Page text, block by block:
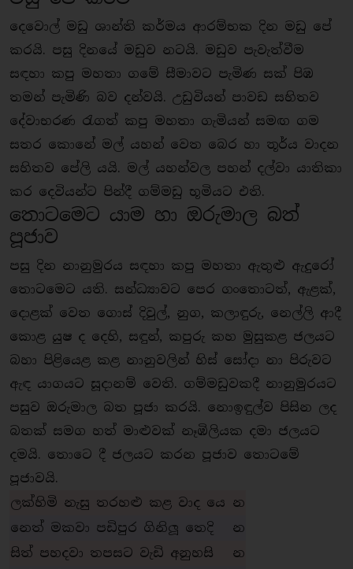
දෙවොල් මඩු ශාන්ති කර්මය ආරම්භක දින මඩු පේ
කරයි. පසු දිනයේ මඩුව නටයි. මඩුව පැවැත්වීම
සඳහා කපු මහතා ගමේ සීමාවට පැමිණ සක් පිඹ
තමන් පැමිණි බව දන්වයි. උඩුවියන් පාවඩ සහිතව
දේවාභරණ රැගත් කපු මහතා ගැමියන් සමඟ ගම
සතර කොනේ මල් යහන් වෙත බෙර හා තූර්ය වාදන
සහිතව පේලි යයි. මල් යහන්වල පහන් දල්වා යාතිකා
කර දෙවියන්ට පින්දී ගම්මඩු භූමියට එති.
තොටමෙට යාම හා ඔරුමාල බත්
පූජාව
පසු දින නානුමුරය සඳහා කපු මහතා ඇතුළු ඇදුරෝ
තොටමෙට යති. සන්ධ්‍යාවට පෙර ගංතොටත්, ඇළක්,
දොළක් වෙත ගොස් දිවුල්, නුග, කලාඳුරු, නෙල්ලි ආදී
කොළ යුෂ ද දෙහි, සඳුන්, කපුරු කහ මුසුකළ ජලයට
බහා පිළියෙළ කළ නානුවලින් හිස් සෝදා නා පිරුවට
ඇඳ යාගයට සූදානම් වෙති. ගම්මඩුවකදී නානුමුරයට
පසුව ඔරුමාල බත පූජා කරයි. නොඉඳුල්ව පිසින ලද
බතක් සමග හත් මාළුවක් නෑඹිලියක දමා ජලයට
දමයි. තොටෙ දී ජලයට කරන පූජාව තොටමේ
පූජාවයි.
ලක්හිමි නැසු තරහළු කළ වාද යෙ න
නෙත් මකවා පඩිපුර ගිනිලූ තෙදි
න
සිත් පහදවා තපසට වැඩි අනුහසි
න